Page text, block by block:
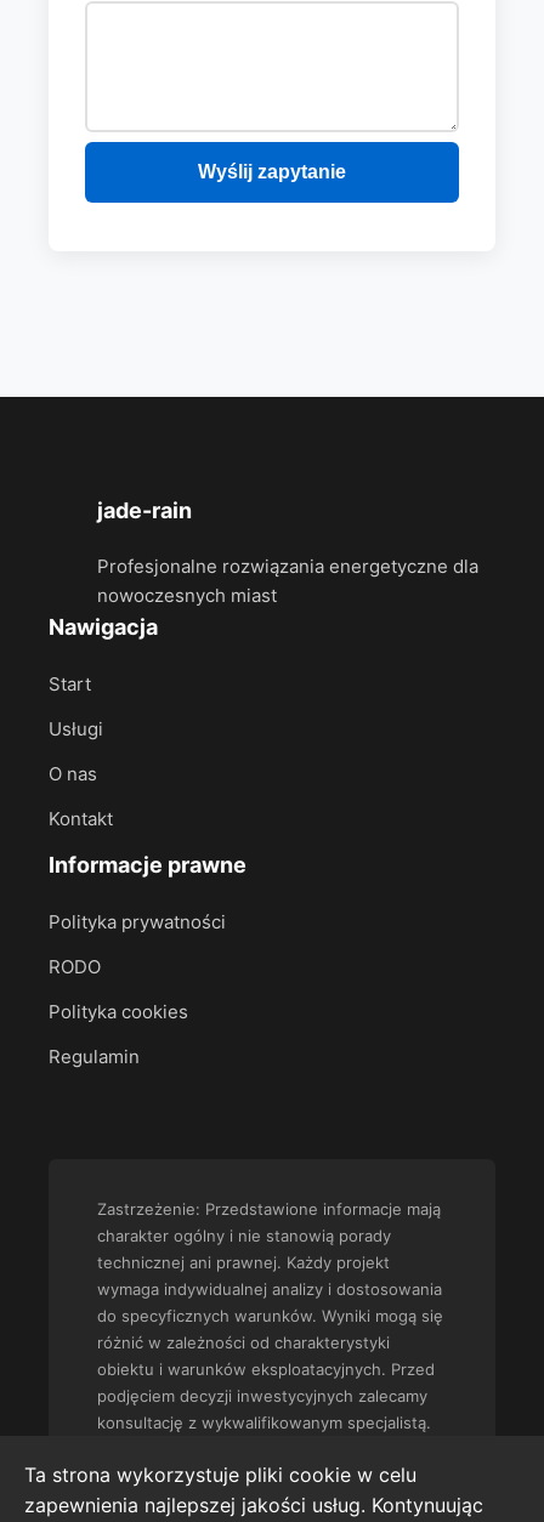
Ta strona wykorzystuje pliki cookie w celu
zapewnienia najlepszej jakości usług. Kontynuując
Wyślij zapytanie
jade-rain
Profesjonalne rozwiązania energetyczne dla
nowoczesnych miast
Nawigacja
Start
Usługi
O nas
Kontakt
Informacje prawne
Polityka prywatności
RODO
Polityka cookies
Regulamin
Zastrzeżenie: Przedstawione informacje mają
charakter ogólny i nie stanowią porady
technicznej ani prawnej. Każdy projekt
wymaga indywidualnej analizy i dostosowania
do specyficznych warunków. Wyniki mogą się
różnić w zależności od charakterystyki
obiektu i warunków eksploatacyjnych. Przed
podjęciem decyzji inwestycyjnych zalecamy
konsultację z wykwalifikowanym specjalistą.